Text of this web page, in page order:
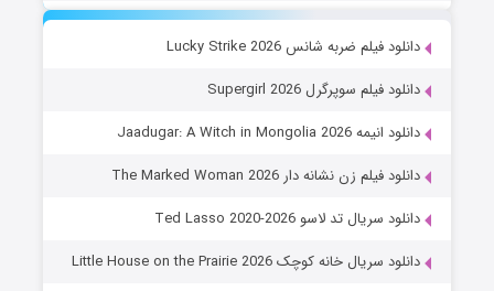
دانلود فیلم ضربه شانس Lucky Strike 2026
دانلود فیلم سوپرگرل Supergirl 2026
دانلود انیمه Jaadugar: A Witch in Mongolia 2026
دانلود فیلم زن نشانه دار The Marked Woman 2026
دانلود سریال تد لاسو Ted Lasso 2020-2026
دانلود سریال خانه کوچک Little House on the Prairie 2026